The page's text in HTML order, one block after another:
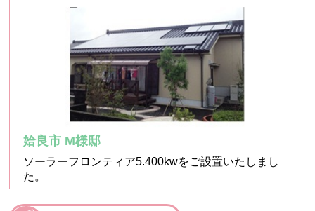
姶良市 M様邸
ソーラーフロンティア5.400kwをご設置いたしまし
た。